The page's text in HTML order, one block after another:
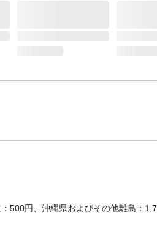
円、沖縄県およびその他離島：